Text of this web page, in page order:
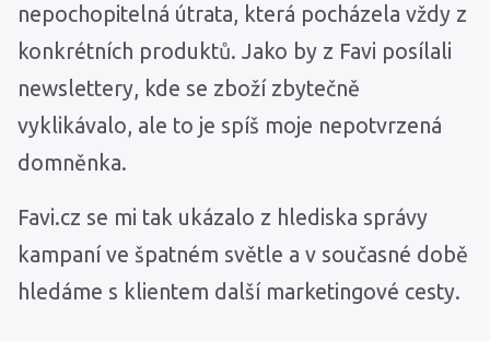
nepochopitelná útrata, která pocházela vždy z
konkrétních produktů. Jako by z Favi posílali
newslettery, kde se zboží zbytečně
vyklikávalo, ale to je spíš moje nepotvrzená
domněnka.
Favi.cz se mi tak ukázalo z hlediska správy
kampaní ve špatném světle a v současné době
hledáme s klientem další marketingové cesty.